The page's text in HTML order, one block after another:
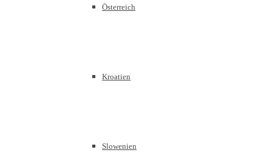
Österreich
Kroatien
Slowenien